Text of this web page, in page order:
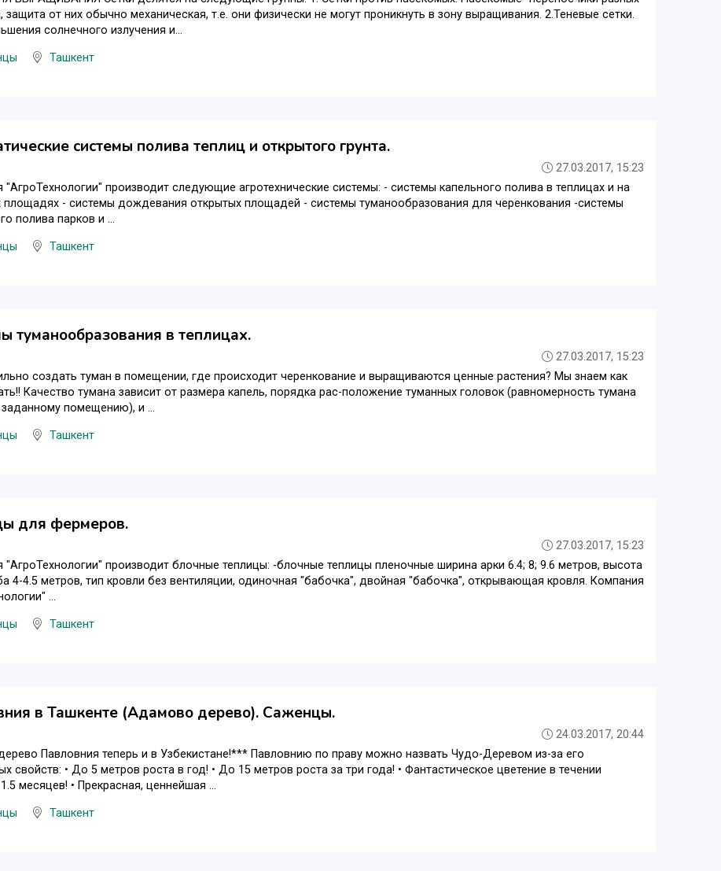
защита от них обычно механическая, т.е. они физически не могут проникнуть в зону выращивания. 2.Теневые сетки.
солнечного излучения и...
Ташкент
системы полива теплиц и открытого грунта.
27.03.2017, 15:23
"АгроТехнологии" производит следующие агротехнические системы: - системы капельного полива в теплицах и на
площадях - системы дождевания открытых площадей - системы туманообразования для черенкования -системы
полива парков и ...
Ташкент
туманообразования в теплицах.
27.03.2017, 15:23
создать туман в помещении, где происходит черенкование и выращиваются ценные растения? Мы знаем как
Качество тумана зависит от размера капель, порядка рас-положение туманных головок (равномерность тумана
помещению), и ...
Ташкент
для фермеров.
27.03.2017, 15:23
"АгроТехнологии" производит блочные теплицы: -блочные теплицы пленочные ширина арки 6.4; 8; 9.6 метров, высота
4-4.5 метров, тип кровли без вентиляции, одиночная "бабочка", двойная "бабочка", открывающая кровля. Компания
...
Ташкент
в Ташкенте (Адамово дерево). Саженцы.
24.03.2017, 20:44
Павловния теперь и в Узбекистане!*** Павловнию по праву можно назвать Чудо-Деревом из-за его
свойств: • До 5 метров роста в год! • До 15 метров роста за три года! • Фантастическое цветение в течении
месяцев! • Прекрасная, ценнейшая ...
Ташкент